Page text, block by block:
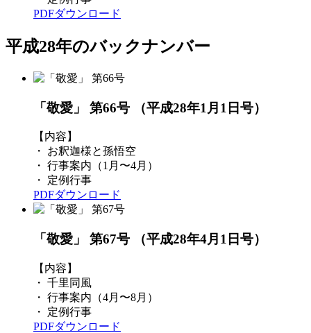
PDFダウンロード
平成28年のバックナンバー
「敬愛」 第66号 （平成28年1月1日号）
【内容】
・ お釈迦様と孫悟空
・ 行事案内（1月〜4月）
・ 定例行事
PDFダウンロード
「敬愛」 第67号 （平成28年4月1日号）
【内容】
・ 千里同風
・ 行事案内（4月〜8月）
・ 定例行事
PDFダウンロード